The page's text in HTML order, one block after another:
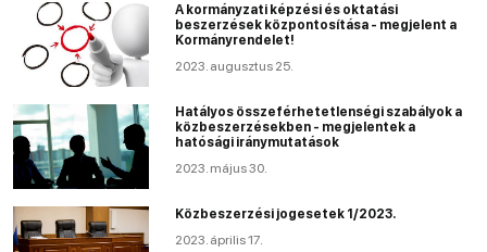
A kormányzati képzési és oktatási
beszerzések központosítása - megjelent a
Kormányrendelet!
2023. augusztus 25.
Hatályos összeférhetetlenségi szabályok a
közbeszerzésekben - megjelentek a
hatósági iránymutatások
2023. május 30.
Közbeszerzési jogesetek 1/2023.
2023. április 17.